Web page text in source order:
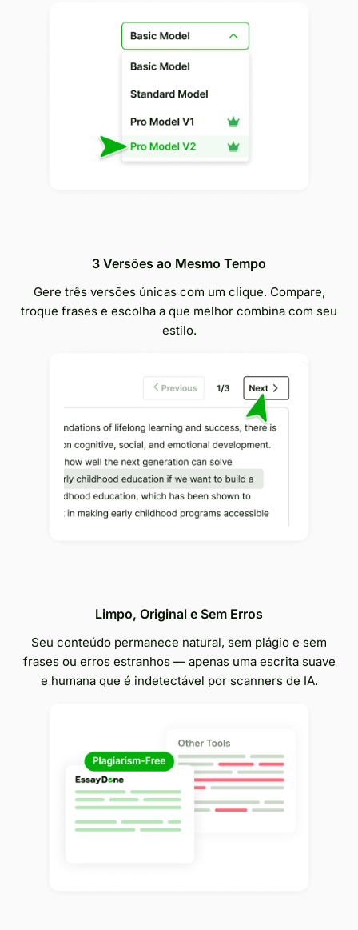
3 Versões ao Mesmo Tempo
Gere três versões únicas com um clique. Compare,
troque frases e escolha a que melhor combina com seu
estilo.
Limpo, Original e Sem Erros
Seu conteúdo permanece natural, sem plágio e sem
frases ou erros estranhos — apenas uma escrita suave
e humana que é indetectável por scanners de IA.